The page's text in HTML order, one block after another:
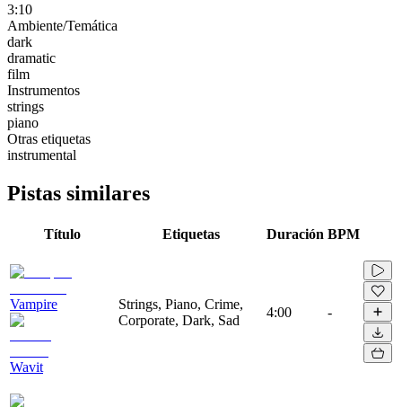
3:10
Ambiente/Temática
dark
dramatic
film
Instrumentos
strings
piano
Otras etiquetas
instrumental
Pistas similares
Título Etiquetas Duración BPM
Vampire
Wavit
Strings, Piano, Crime,
Corporate, Dark, Sad
4:00 -